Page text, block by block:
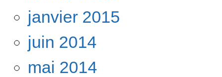
janvier 2015
juin 2014
mai 2014